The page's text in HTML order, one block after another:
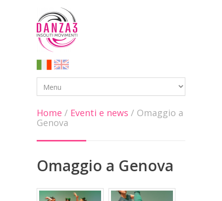
Home / Eventi e news / Omaggio a
Genova
Omaggio a Genova